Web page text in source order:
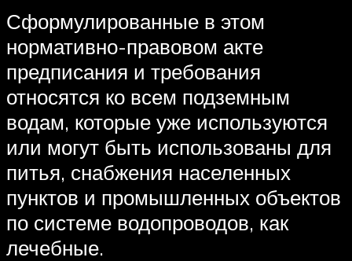
Сформулированные в этом
нормативно-правовом акте
предписания и требования
относятся ко всем подземным
водам, которые уже используются
или могут быть использованы для
питья, снабжения населенных
пунктов и промышленных объектов
по системе водопроводов, как
лечебные.